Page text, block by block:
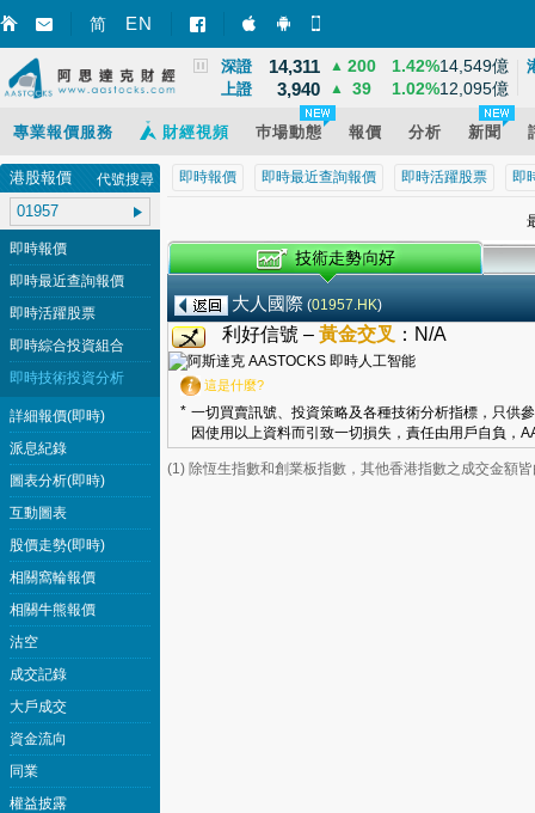
简 EN 智財迅 (iPhone)
智財迅 (Android)
國指 8,531
深證 14,311 ▲ 200 1.42%14,549億
上證 3,940 ▲ 39 1.02%12,095億
專業報價服務 財經視頻 巿場動態 報價 分析 新聞
即時報價 即時最近查詢報價 即時活躍股票 即
大人國際 (01957.HK)
利好信號 – 黃金交叉 ： N/A
這是什麼?
* 一切買賣訊號、投資策略及各種技術分析指標，只供
因使用以上資料而引致一切損失，責任由用戶自負，
(1) 除恆生指數和創業板指數，其他香港指數之成交金額
港股報價 代號搜尋
即時報價
即時最近查詢報價
即時活躍股票
即時綜合投資組合
即時技術投資分析
詳細報價(即時)
派息紀錄
圖表分析(即時)
互動圖表
股價走勢(即時)
相關窩輪報價
相關牛熊報價
沽空
成交記錄
大戶成交
資金流向
同業
權益披露